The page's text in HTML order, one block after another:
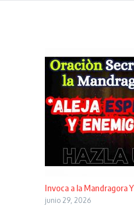
Invoca a la Mandragora
junio 29, 2026